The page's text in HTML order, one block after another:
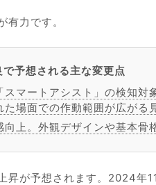
有力です。
予想される主な変更点
スマートアシスト」の検知対
た場面での作動範囲が広がる
向上。外観デザインや基本骨
昇が予想されます。2024年